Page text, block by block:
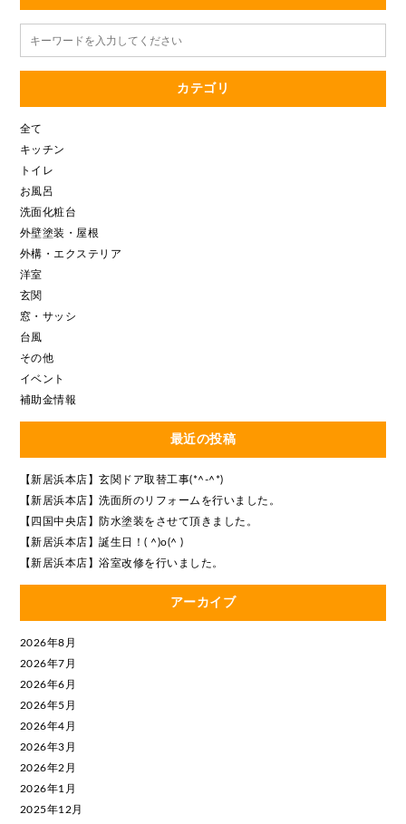
カテゴリ
全て
キッチン
トイレ
お風呂
洗面化粧台
外壁塗装・屋根
外構・エクステリア
洋室
玄関
窓・サッシ
台風
その他
イベント
補助金情報
最近の投稿
【新居浜本店】玄関ドア取替工事(*^-^*)
【新居浜本店】洗面所のリフォームを行いました。
【四国中央店】防水塗装をさせて頂きました。
【新居浜本店】誕生日！( ^)o(^ )
【新居浜本店】浴室改修を行いました。
アーカイブ
2026年8月
2026年7月
2026年6月
2026年5月
2026年4月
2026年3月
2026年2月
2026年1月
2025年12月